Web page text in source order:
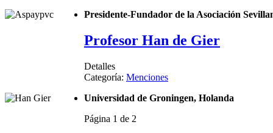
Presidente-Fundador de la Asociación
Profesor Han de Gier
Detalles
Categoría: Menciones
Universidad de Groningen, Holanda
Página 1 de 2